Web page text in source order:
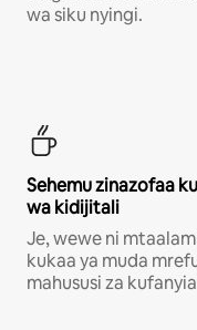
wa siku nyingi.
Sehemu zinazofaa
wa kidijitali
Je, wewe ni
kukaa ya muda
mahususi za